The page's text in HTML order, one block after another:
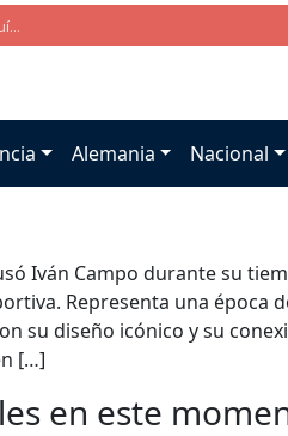
Alemania Nacional
Iván Campo durante su
Representa una época
su diseño icónico y su
[…]
en este